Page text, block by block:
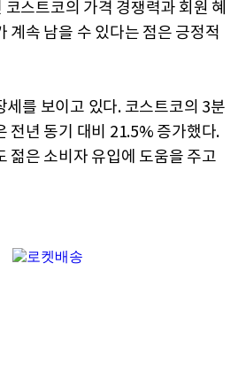
스트코의 가격 경쟁력과 회원 혜
계속 남을 수 있다는 점은 긍정적
세를 보이고 있다. 코스트코의 3분
전년 동기 대비 21.5% 증가했다.
젊은 소비자 유입에 도움을 주고